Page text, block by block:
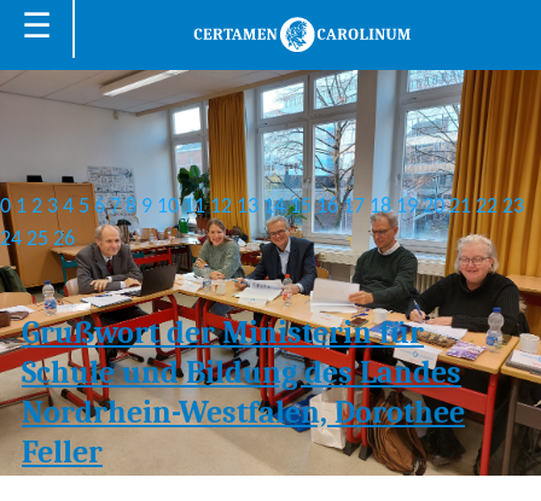
☰
0 1 2 3 4 5 678 9 10111213 14151617 1819202122 23
24 25 26
Grußwort der Ministerin für
Schule und Bildung des Landes
Nordrhein-Westfalen, Dorothee
Feller